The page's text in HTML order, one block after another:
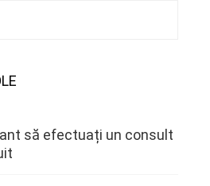
să efectuați un consult